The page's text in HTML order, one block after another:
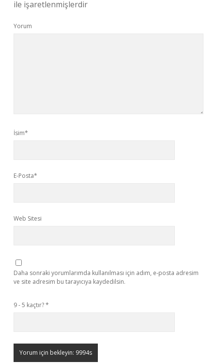
ile işaretlenmişlerdir
Yorum
İsim*
E-Posta*
Web Sitesi
Daha sonraki yorumlarımda kullanılması için adım, e-posta adresim
ve site adresim bu tarayıcıya kaydedilsin.
9 - 5 kaçtır?*